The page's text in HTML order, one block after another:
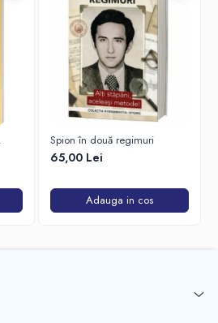
Spion în două regimuri
65,00 Lei
Adauga in cos